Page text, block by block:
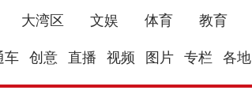
大湾区 文娱 体育 教育
车 创意 直播 视频 图片 专栏 各地